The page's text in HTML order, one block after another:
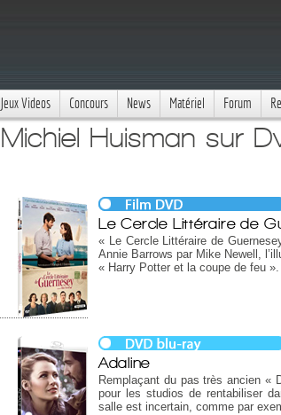
Jeux Videos Concours News Matériel Forum
Michiel Huisman sur
Le Cercle Littéraire de
« Le Cercle Littéraire de
Annie Barrows par Mike Newell,
« Harry Potter et la coupe de feu ».
Adaline
Remplaçant du pas très ancien «
pour les studios de rentabiliser
salle est incertain, comme par